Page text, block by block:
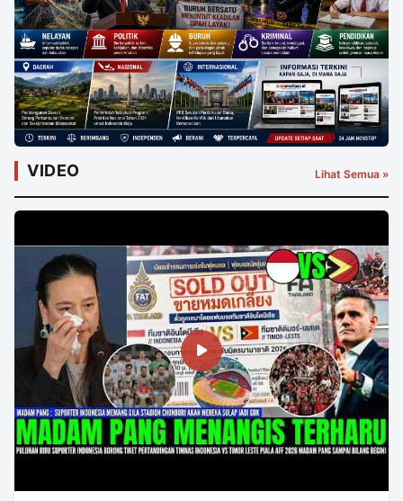
VIDEO Lihat Semua »